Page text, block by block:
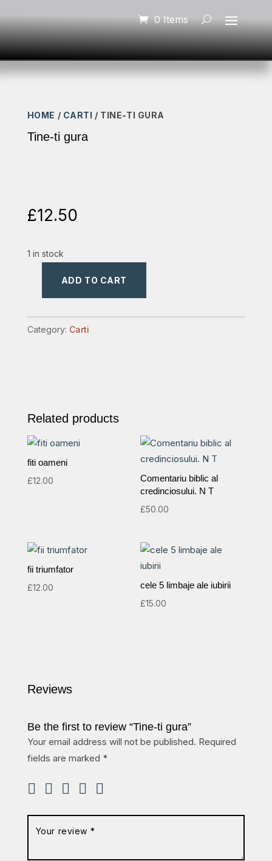
0 Items
HOME / CARTI / TINE-TI GURA
Tine-ti gura
£12.50
1 in stock
gura
quantity
ADD TO CART
Category: Carti
Related products
fiti oameni
£12.00
Comentariu biblic al
credinciosului. N T
£50.00
fii triumfator
£12.00
cele 5 limbaje ale iubirii
£15.00
Reviews
Be the first to review “Tine-ti gura”
Your email address will not be published. Required
fields are marked *